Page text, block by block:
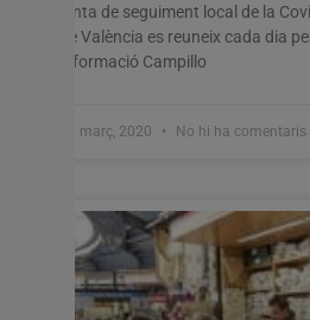
junta de seguiment local de la
de València es reuneix cada dia
informació Campillo
31 març, 2020 No hi ha comentaris